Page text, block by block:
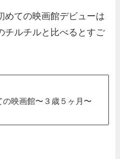
めての映画館デビューは
チルチルと比べるとすご
の映画館〜３歳５ヶ月〜